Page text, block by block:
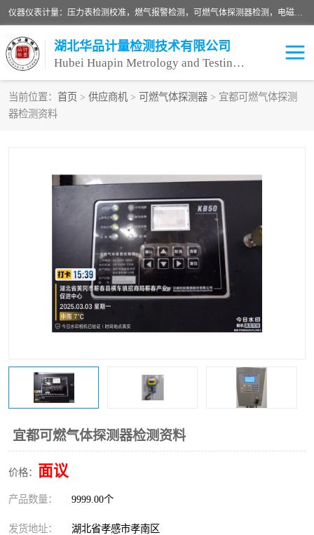
仪器仪表计量：压力表检测校准，燃气报警检测，可燃气体探测器检测，电磁流量计检测校准，明渠流量计检测，千斤顶检测标定，仪器校准，量具校准，仪表检测，仪器检测，计量设备校准；洁净室检测：洁净度检测，洁净厂房检测，无尘洁净室检测，悬浮粒子检测，*过滤器检测；安全阀校验：安全阀校验，安全阀检验，安全阀检测，安全阀年检，安全阀校正，安全阀校准；
湖北华品计量检测技术有限公司
Hubei Huapin Metrology and Testing Technology Co. , Ltd.
当前位置： 首页 > 供应商机 > 可燃气体探测器 > 宜都可燃气体探测
器检测资料
宜都可燃气体探测器检测资料
价格： 面议
产品数量： 9999.00个
发货地址： 湖北省孝感市孝南区
仪器仪表计量
设备检测 可燃气体探测器